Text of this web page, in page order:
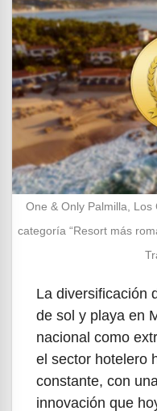
One & Only Palmilla,
categoría “Resort más
La diversificación
de sol y playa en
nacional como
el sector hotelero
constante, con
innovación que